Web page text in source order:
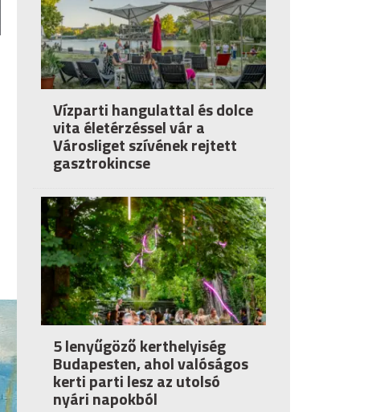
Vízparti hangulattal és dolce
vita életérzéssel vár a
Városliget szívének rejtett
gasztrokincse
5 lenyűgöző kerthelyiség
Budapesten, ahol valóságos
kerti parti lesz az utolsó
nyári napokból